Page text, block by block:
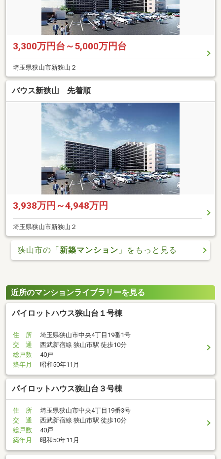
3,300万円台～5,000万円台
埼玉県狭山市新狭山２
バウス新狭山 先着順
3,938万円～4,948万円
埼玉県狭山市新狭山２
狭山市の「新築マンション 」をもっと見る
近所のマンションライブラリーを見る
パイロットハウス狭山台１号棟
住 所
埼玉県狭山市中央4丁目19番1号
交 通
西武新宿線 狭山市駅 徒歩10分
総戸数
40戸
築年月
昭和50年11月
パイロットハウス狭山台３号棟
住 所
埼玉県狭山市中央4丁目19番3号
交 通
西武新宿線 狭山市駅 徒歩10分
総戸数
40戸
築年月
昭和50年11月